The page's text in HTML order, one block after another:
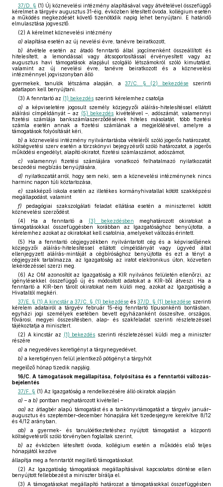
37/D. § (1) Új köznevelési intézmény alapításával vagy átvételével összefüggő
kérelmet a tárgyév augusztus 31-éig, évközben létesített óvoda, kollégium esetén
a működés megkezdését követő tizenötödik napig lehet benyújtani. E határidő
elmulasztása jogvesztő.
(2) A kérelmet köznevelési intézmény
a) alapítása esetén az új nevelési évre, tanévre beiratkozott,
b) átvétele esetén az átadó fenntartó által jogcímenként összeállított és
hitelesített, a lemondással vagy átcsoportosítással érvényesített vagy az
augusztus havi támogatások alapjául szolgáló létszámokról szóló kimutatást,
valamint az új nevelési évre, tanévre beiratkozott és a köznevelési
intézménnyel jogviszonyban álló
gyermekek, tanulók létszáma alapján, a37/C. § (2) bekezdése szerinti
adatlapon kell benyújtani.
(3) A fenntartó az (1) bekezdés szerinti kérelemhez csatolja
a) a képviseletére jogosult személy közjegyzői aláírás-hitelesítéssel ellátott
aláírási címpéldányát – az (5) bekezdés kivételével –, adószámát, valamennyi
fizetési számlája bankszámlaszerződésének hiteles másolatát, több fizetési
számla esetén annak a fizetési számlának a megjelölésével, amelyre a
támogatások folyósítását kéri,
b) a köznevelési intézmény nyilvántartásba vételéről szóló jogerős határozatot,
költségvetési szerv esetén a törzskönyvi bejegyzésről szóló határozatot, a jogerős
működési engedélyt, alapító okiratot, fizetési számlaszámot, adószámot,
c) valamennyi fizetési számlájára vonatkozó felhatalmazó nyilatkozatát
beszedési megbízás benyújtására,
d) nyilatkozatát arról, hogy sem neki, sem a köznevelési intézménynek nincs
harminc napon túli köztartozása,
e) szakképző iskola esetén az illetékes kormányhivatallal kötött szakképzési
megállapodást, valamint
f) pedagógiai szakszolgálati feladat ellátása esetén a miniszterrel kötött
köznevelési szerződést.
(4) Ha a fenntartó a
(3) bekezdésben meghatározott okiratokat a
támogatásokkal összefüggésben korábban az Igazgatósághoz benyújtotta, a
kérelemhez azokat az okiratokat kell csatolnia, amelyeket változás érintett.
(5) Ha a fenntartó cégjegyzékben nyilvántartott cég és a képviselőjének
közjegyzői aláírás-hitelesítéssel ellátott címpéldányát vagy ügyvéd által
ellenjegyzett aláírás-mintáját a cégbírósághoz benyújtotta és ezt a tényt a
cégjegyzék tartalmazza, az Igazgatóság az iratot elektronikus úton, közvetlen
lekérdezéssel szerzi meg.
(6) Az OM azonosítót az Igazgatóság a KIR nyilvános felületén ellenőrzi, az
igénylésekkel összefüggő új és módosított adatokat a KIR-ből átveszi. Ha a
fenntartó a KIR-ben tárolt okiratokat nem küldi meg, azokat az Igazgatóság a
Hivataltól megkéri.
37/E. § (1) A kincstár a 37/C. § (1) bekezdése és 37/D. § (1) bekezdése szerinti
kérelem adatairól a tárgyév február 15-éig fenntartó típusonkénti bontásban,
egyházi jogi személyek esetében bevett egyházanként összesítve, országos,
fővárosi, megyei összesítésben, alap- és szakfeladat szerinti részletezéssel
tájékoztatja a minisztert.
(2) A kincstár az (1) bekezdés szerinti részletezéssel küldi meg a miniszter
részére
a) a negyedéves keretigényt a tárgynegyedévet,
b) a keretigényen felül jelentkező pótigényt a tárgyhót
megelőző hónap tizedik napjáig.
16/C. A támogatások megállapítása, folyósítása és a fenntartói változás-
bejelentés
37/F. § (1) Az Igazgatóság a rendelkezésére álló okiratok alapján
a) – a b) pontban meghatározott kivétellel –
aa) az átlagbér alapú támogatást és a tankönyvtámogatást a tárgyév január–
augusztus és szeptember–december hónapjára két tizedesjegyre kerekítve 8/12
és 4/12 arányban,
ab) a gyermek- és tanulóétkeztetéshez nyújtott támogatást a központi
költségvetésről szóló törvényben foglaltak szerint,
b) az évközben létesített óvoda, kollégium esetén a működés első teljes
hónapjától kezdve
állapítja meg a fenntartót megillető támogatásokat.
(2) Az Igazgatóság támogatások megállapításával kapcsolatos döntése ellen
benyújtott fellebbezést a miniszter bírálja el.
(3) A támogatásokat megállapító határozat a támogatásokkal összefüggésben